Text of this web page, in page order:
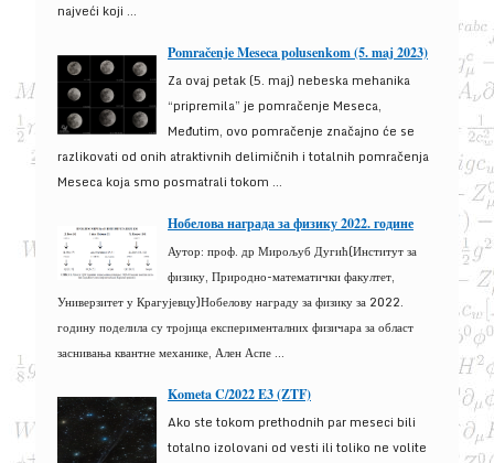
najveći koji ...
Pomračenje Meseca polusenkom (5. maj 2023)
Za ovaj petak (5. maj) nebeska mehanika
“pripremila” je pomračenje Meseca,
Međutim, ovo pomračenje značajno će se
razlikovati od onih atraktivnih delimičnih i totalnih pomračenja
Meseca koja smo posmatrali tokom ...
Нобелова награда за физику 2022. године
Аутор: проф. др Мирољуб Дугић(Институт за
физику, Природно-математички факултет,
Универзитет у Крагујевцу)Нобелову награду за физику за 2022.
годину поделила су тројица експерименталних физичара за област
заснивања квантне механике, Ален Аспе ...
Kometa C/2022 E3 (ZTF)
Ako ste tokom prethodnih par meseci bili
totalno izolovani od vesti ili toliko ne volite